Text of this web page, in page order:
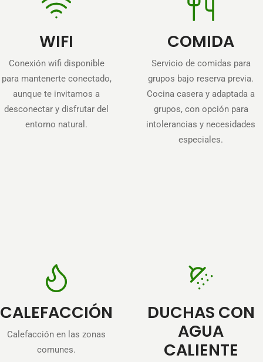
WIFI
Conexión wifi disponible
para mantenerte conectado,
aunque te invitamos a
desconectar y disfrutar del
entorno natural.
COMIDA
Servicio de comidas para
grupos bajo reserva previa.
Cocina casera y adaptada a
grupos, con opción para
intolerancias y necesidades
especiales.
CALEFACCIÓN
Calefacción en las zonas
comunes.
DUCHAS CON
AGUA
CALIENTE